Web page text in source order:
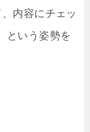
内容にチェッ
という姿勢を